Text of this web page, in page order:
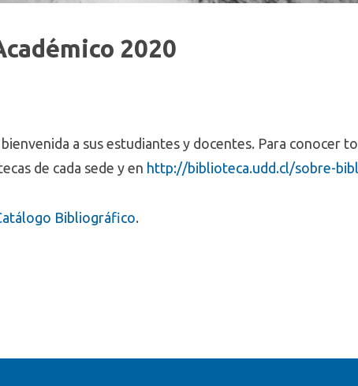
2020
a sus estudiantes y docentes. Para conocer
de cada sede y en http://biblioteca.udd.cl/sobre-
Bibliográfico.